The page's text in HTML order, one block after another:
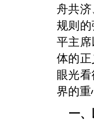
舟共
规则
平主
体的
眼光
界的重
一